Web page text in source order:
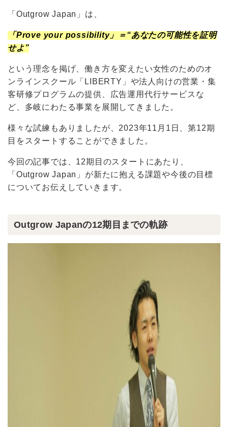
「Outgrow Japan」は、
「Prove your possibility」＝“あなたの可能性を証明
せよ”
という理念を掲げ、働き方を変えたい女性のためのオ
ンラインスクール「LIBERTY」や法人向けの営業・集
客研修プログラムの提供、広告運用代行サービスな
ど、多岐にわたる事業を展開してきました。
様々な試練もありましたが、2023年11月1日、第12期
目をスタートすることができました。
今回の記事では、12期目のスタートにあたり、
「Outgrow Japan」が新たに抱える課題や今後の目標
についてお伝えしていきます。
Outgrow Japanの12期目までの軌跡